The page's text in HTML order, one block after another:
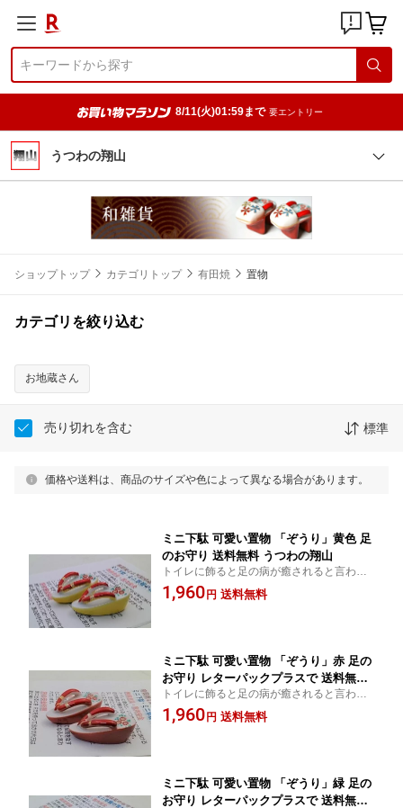
8/11(火)01:59まで 要エントリー
うつわの翔山
ショップトップ カテゴリトップ 有田焼 置物
カテゴリを絞り込む
お地蔵さん
売り切れを含む 標準
価格や送料は、商品のサイズや色によって異なる場合があります。
ミニ下駄 可愛い置物 「ぞうり」黄色 足
のお守り 送料無料 うつわの翔山
トイレに飾ると足の病が癒されると言われ
ています。
1,960 円 送料無料
ミニ下駄 可愛い置物 「ぞうり」赤 足の
お守り レターパックプラスで 送料無料
うつわの翔山
トイレに飾ると足の病が癒されると言われ
ています。
1,960 円 送料無料
ミニ下駄 可愛い置物 「ぞうり」緑 足の
お守り レターパックプラスで 送料無料